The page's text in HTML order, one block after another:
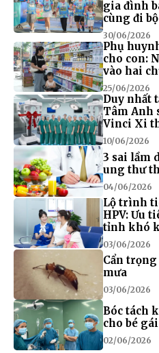
gia đình
cùng đi
30/06/2026
Phụ
cho con:
vào hai
25/06/2026
Duy nhất
Tâm Anh
Vinci Xi
10/06/2026
3 sai lầm
ung thư
04/06/2026
Lộ trình
HPV: Ưu
tỉnh khó
03/06/2026
Cẩn
mưa
03/06/2026
Bóc tách
cho bé
02/06/2026